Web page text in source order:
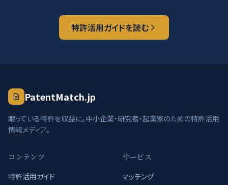
特許活用ガイドを読む
PatentMatch.jp
眠っている特許を収益に。中小企業・研究者・起業家のための特許活用
情報メディア。
コンテンツ
特許活用ガイド
サービス
マッチング